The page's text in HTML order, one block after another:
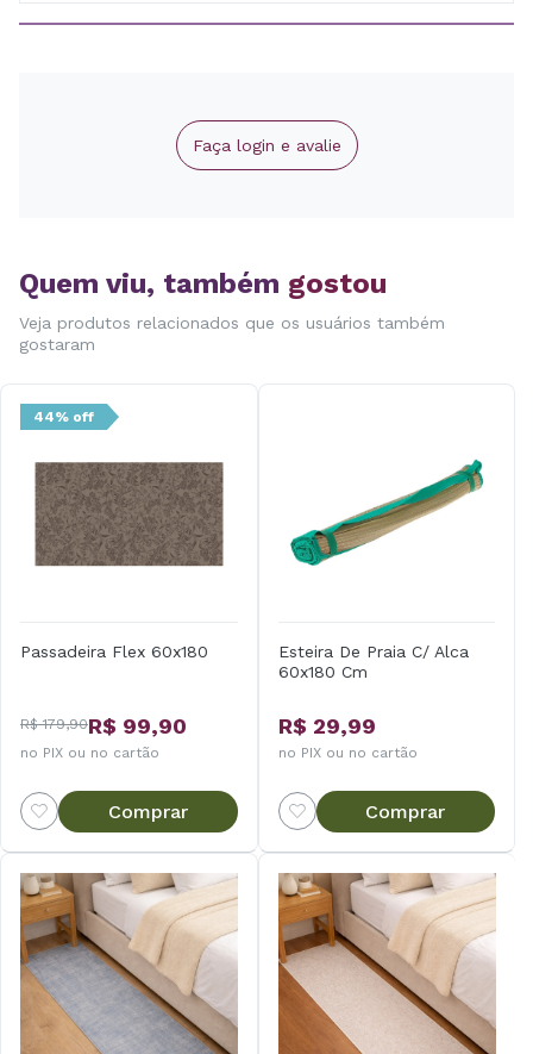
Faça login e avalie
Quem viu, também gostou
Veja produtos relacionados que os usuários também
gostaram
44% off
Passadeira Flex 60x180
R$ 179,90R$ 99,90
no PIX ou no cartão
Comprar
Esteira De Praia C/ Alca
60x180 Cm
R$ 29,99
no PIX ou no cartão
Comprar